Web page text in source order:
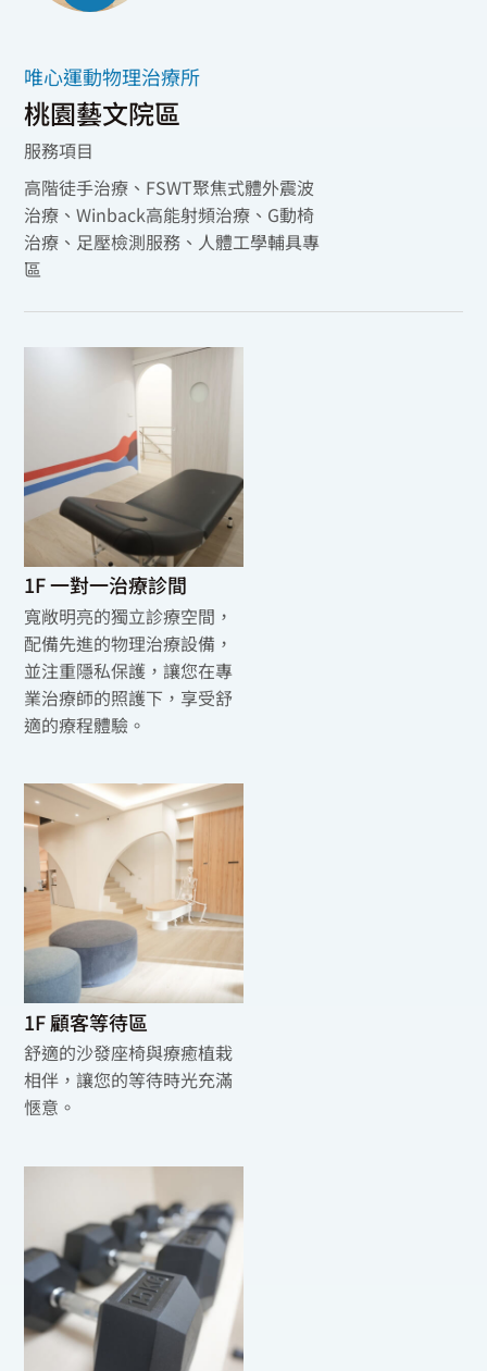
唯心運動物理治療所
桃園藝文院區
服務項目
高階徒手治療、FSWT聚焦式體外震波
治療、Winback高能射頻治療、G動椅
治療、足壓檢測服務、人體工學輔具專
區
1F 一對一治療診間
寬敞明亮的獨立診療空間，
配備先進的物理治療設備，
並注重隱私保護，讓您在專
業治療師的照護下，享受舒
適的療程體驗。
1F 顧客等待區
舒適的沙發座椅與療癒植栽
相伴，讓您的等待時光充滿
愜意。